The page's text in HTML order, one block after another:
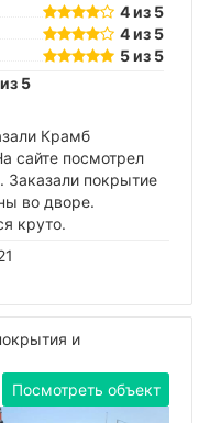
4 из 5
4 из 5
5 из 5
5
Крамб
сайте посмотрел
Заказали покрытие
во дворе.
круто.
и
Посмотреть объект